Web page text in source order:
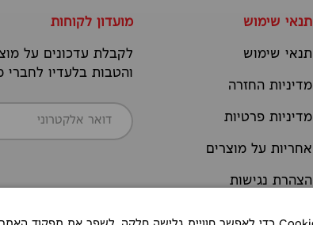
תנאי שימוש
תנאי שימוש
מדיניות החזרה
מדיניות פרטיות
אחריות על מוצרים
הצהרת נגישות
מועדון לקוחות
לקבלת עדכונים על
והטבות בלעדיו לחברי
דואר אלקטרוני